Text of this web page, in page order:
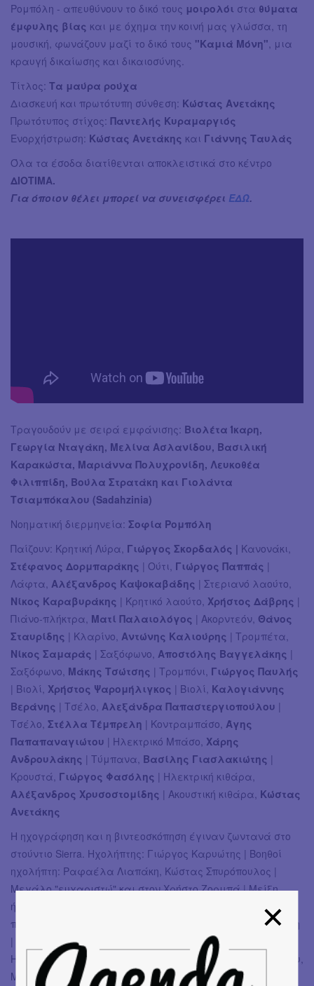
Ρομπόλη - απευθύνουν το δικό τους μοιρολόι στα θύματα
έμφυλης βίας και με όχημα την κοινή μας γλώσσα, τη
μουσική, φωνάζουν μαζί το δικό τους "Καμιά Μόνη" , μια
κραυγή δικαίωσης και δικαιοσύνης.
Τίτλος: Τα μαύρα ρούχα
Διασκευή και πρωτότυπη σύνθεση: Κώστας Ανετάκης
Πρωτότυπος στίχος: Παντελής Κυραμαργιός
Ενορχήστρωση: Κώστας Ανετάκης και Γιάννης Ταυλάς
Όλα τα έσοδα διατίθενται αποκλειστικά στο κέντρο
ΔΙΟΤΙΜΑ.
Για όποιον θέλει μπορεί να συνεισφέρει ΕΔΩ.
Τραγουδούν με σειρά εμφάνισης: Βιολέτα Ίκαρη,
Γεωργία Νταγάκη, Μελίνα Ασλανίδου, Βασιλική
Καρακώστα, Μαριάννα Πολυχρονίδη, Λευκοθέα
Φιλιππίδη, Βούλα Στρατάκη και Γιολάντα
Τσιαμπόκαλου (Sadahzinia)
Νοηματική διερμηνεία: Σοφία Ρομπόλη
Παίζουν: Κρητική Λύρα, Γιώργος Σκορδαλός | Κανονάκι,
Στέφανος Δορμπαράκης | Ούτι, Γιώργος Παππάς |
Λάφτα, Αλέξανδρος Καψοκαβάδης | Στεριανό λαούτο,
Νίκος Καραβυράκης | Κρητικό λαούτο, Χρήστος Δάβρης |
Πιάνο-πλήκτρα, Ματί Παλαιολόγος | Ακορντεόν, Θάνος
Σταυρίδης | Κλαρίνο, Αντώνης Καλιούρης | Τρομπέτα,
Νίκος Σαμαράς | Σαξόφωνο, Αποστόλης Βαγγελάκης |
Σαξόφωνο, Μάκης Τσώτσης | Τρομπόνι, Γιώργος Παυλής
| Βιολί, Χρήστος Ψαρομήλιγκος | Βιολί, Καλογιάννης
Βεράνης | Τσέλο, Αλεξάνδρα Παπαστεργιοπούλου |
Τσέλο, Στέλλα Τέμπρελη | Κοντραμπάσο, Άγης
Παπαπαναγιώτου | Ηλεκτρικό Μπάσο, Χάρης
Ανδρουλάκης | Τύμπανα, Βασίλης Γιασλακιώτης |
Κρουστά, Γιώργος Φασόλης | Ηλεκτρική κιθάρα,
Αλέξανδρος Χρυσοστομίδης | Ακουστική κιθάρα, Κώστας
Ανετάκης
Η ηχογράφηση και η βιντεοσκόπηση έγιναν ζωντανά στο
στούντιο Sierra. Ηχολήπτης: Γιώργος Καρυώτης | Βοηθοί
ηχολήπτη: Ραφαέλα Λιαπάκη, Κώστας Σπυρόπουλος |
Μεγάλο "ευχαριστώ" και στον Χρήστο Ζορμπά | Μείξη
ήχου και παραγωγή: Κώστας Ανετάκης | Βοηθοί
παραγωγής: Σπύρος Μέντης & Εμμανουέλα Φοινοκαλιώτη
| Σκηνοθεσία: Πάνος Ηλιόπουλος | Εικονοληψία: Πάνος
Ηλιόπουλος, Παναγιώτης Λεοντής, Μιχάλης Παπαϊωάννου,
Μιχαήλ Κοτσιεβ, Εμμανουέλα Μπέη, Dodon Vasile,